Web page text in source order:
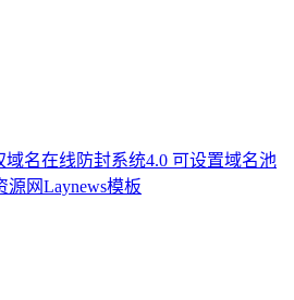
域名在线防封系统4.0 可设置域名池